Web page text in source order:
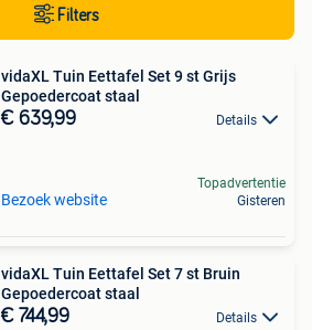
Filters
vidaXL Tuin Eettafel Set 9 st Grijs
Gepoedercoat staal
€ 639,99 Details
Bezoek website
Topadvertentie
Gisteren
vidaXL Tuin Eettafel Set 7 st Bruin
Gepoedercoat staal
€ 744,99 Details